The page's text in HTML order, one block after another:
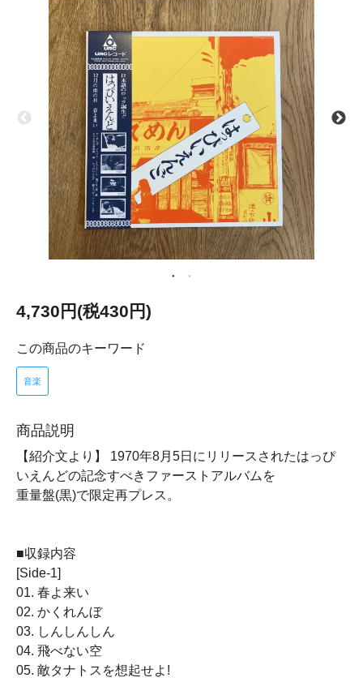
4,730円(税430円)
この商品のキーワード
音楽
商品説明
【紹介文より】 1970年8月5日にリリースされたはっぴ
いえんどの記念すべきファーストアルバムを
重量盤(黒)で限定再プレス。
■収録内容
[Side-1]
01. 春よ来い
02. かくれんぼ
03. しんしんしん
04. 飛べない空
05. 敵タナトスを想起せよ!